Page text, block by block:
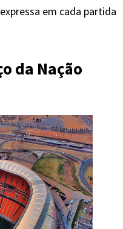
em cada partida
da Nação